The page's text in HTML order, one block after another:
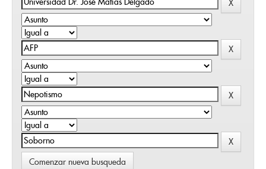
Comenzar nueva busqueda